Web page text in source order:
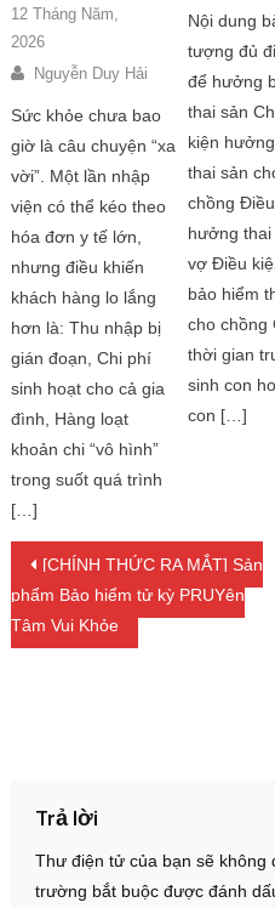
12 Tháng Năm,
2026
Nguyễn Duy Hải
Sức khỏe chưa bao
giờ là câu chuyện “xa
vời”. Một lần nhập
viện có thể kéo theo
hóa đơn y tế lớn,
nhưng điều khiến
khách hàng lo lắng
hơn là: Thu nhập bị
gián đoạn, Chi phí
sinh hoạt cho cả gia
đình, Hàng loạt
khoản chi “vô hình”
trong suốt quá trình
[…]
Nội dung
tượng đủ
để hưởng
thai sản
kiện
thai sản
chồng
hưởng thai
vợ Điều
bảo hiểm
cho chồng
thời gian
sinh con
con […]
Điều hướng bài
[CHÍNH THỨC RA MẮT] Sản
phẩm Bảo hiểm tử kỳ PRUYên
Tâm Vui Khỏe
Trả lời
Thư điện tử của bạn sẽ không
trường bắt buộc được đánh